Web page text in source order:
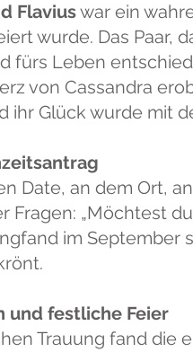
Flaviuswar ein
wurde. Das Paar,
fürs Leben
von Cassandra
ihr Glück wurde mit
Date, an dem Ort,
Fragen: „Möchtest
im
und festliche Feier
Trauung fand die